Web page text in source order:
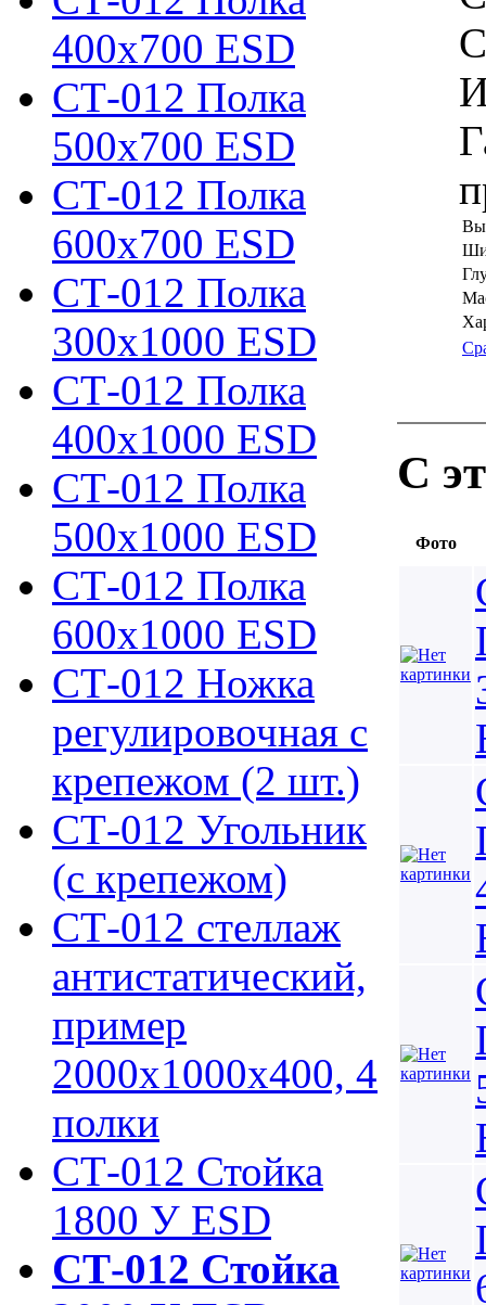
400х700 ESD
СТ-012 Полка
500х700 ESD
СТ-012 Полка
600х700 ESD
СТ-012 Полка
300х1000 ESD
СТ-012 Полка
400х1000 ESD
СТ-012 Полка
500х1000 ESD
СТ-012 Полка
600х1000 ESD
СТ-012 Ножка
регулировочная с
крепежом (2 шт.)
СТ-012 Угольник
(с крепежом)
СТ-012 стеллаж
антистатический,
пример
2000х1000х400, 4
полки
СТ-012 Стойка
1800 У ESD
СТ-012 Стойка
С
Фото